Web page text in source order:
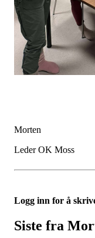
Morten
Leder OK Moss
Logg inn for å
Siste fra